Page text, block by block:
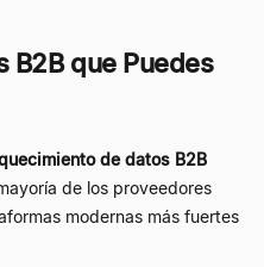
B2B que Puedes
de datos B2B
de los proveedores
modernas más fuertes